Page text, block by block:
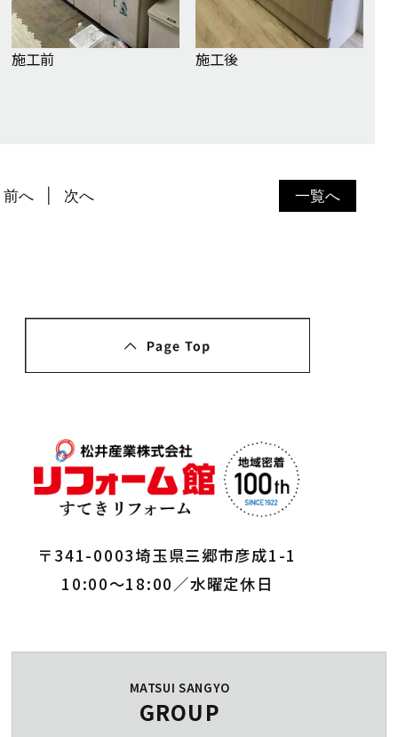
施工前 施工後
一覧へ
前へ 次へ
〒341-0003埼玉県三郷市彦成1-1
10:00～18:00／水曜定休日
MATSUI SANGYO
GROUP